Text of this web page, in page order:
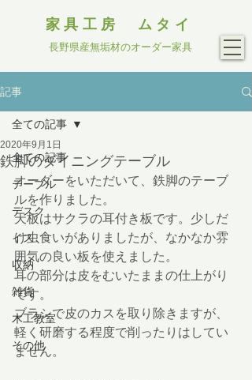
家具工房 ムタイ
長野県産無垢材のオーダー家具
記事
全ての記事
テーブル
デスク
イス
収納
雑貨
木工教室
その他
全ての記事
鉄脚のダイニングテーブル
2020年9月1日
オーダーをいただいて、鉄脚のテーブ
ルを作りました。
天板はサクラの耳付き板です。少しだ
け虫食いがありましたが、なかなか雰
囲気の良い板を使えました。
耳の部分は皮をむいたままの仕上がり
です。
ブラシで皮のカスを取り除きますが、
軽く研磨する程度で削ったりはしてい
ません。